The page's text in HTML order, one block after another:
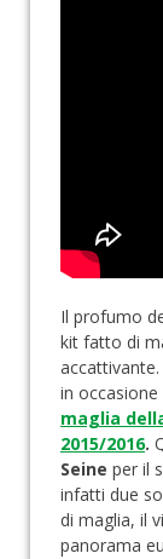
Il profumo
kit fatto di
in occasione
maglia
2015/2016.
Seine per il
infatti due
di maglia, il
panorama